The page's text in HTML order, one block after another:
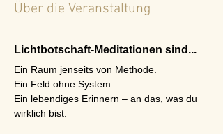
Über die Veranstaltung
Lichtbotschaft-Meditationen sind...
Ein Raum jenseits von Methode.
Ein Feld ohne System.
Ein lebendiges Erinnern – an das, was du
wirklich bist.